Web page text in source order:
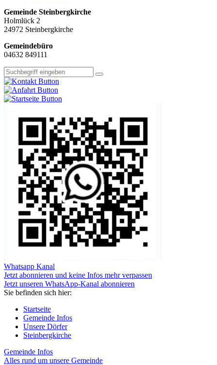
Gemeinde Steinbergkirche
Holmlück 2
24972 Steinbergkirche
Gemeindebüro
04632 849111
Whatsapp Kanal
Jetzt abonnieren und keine Infos mehr verpassen
Jetzt unseren WhatsApp-Kanal abonnieren
Sie befinden sich hier:
Startseite
Gemeinde Infos
Unsere Dörfer
Steinbergkirche
Gemeinde Infos
Alles rund um unsere Gemeinde